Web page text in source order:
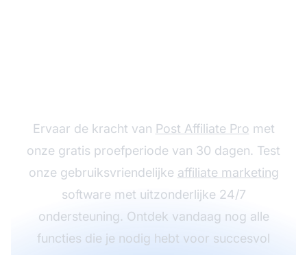
Ervaar de kracht van Post Affiliate Pro met
onze gratis proefperiode van 30 dagen. Test
onze gebruiksvriendelijke affiliate marketing
software met uitzonderlijke 24/7
ondersteuning. Ontdek vandaag nog alle
functies die je nodig hebt voor succesvol